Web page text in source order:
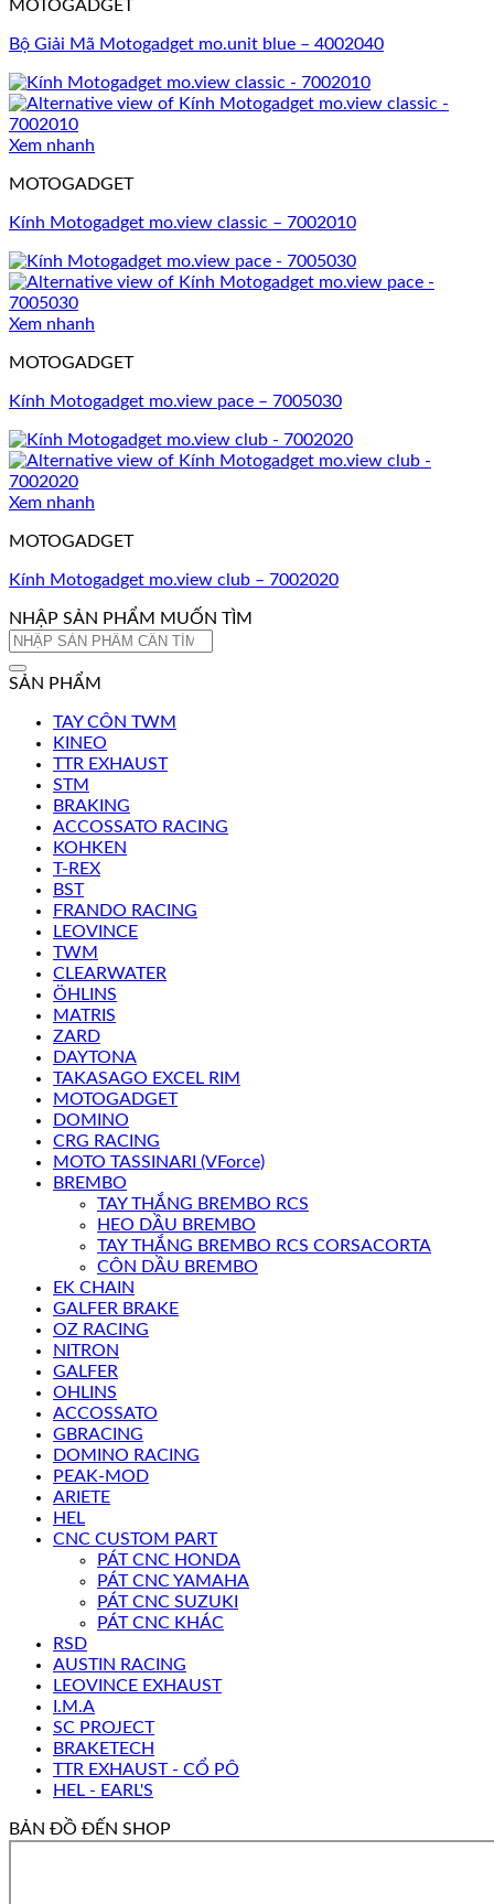
MOTOGADGET
Bộ Giải Mã Motogadget mo.unit blue – 4002040
Xem nhanh
MOTOGADGET
Kính Motogadget mo.view classic – 7002010
Xem nhanh
MOTOGADGET
Kính Motogadget mo.view pace – 7005030
Xem nhanh
MOTOGADGET
Kính Motogadget mo.view club – 7002020
NHẬP SẢN PHẨM MUỐN TÌM
Tìm
SẢN PHẨM
TAY CÔN TWM
KINEO
TTR EXHAUST
STM
BRAKING
ACCOSSATO RACING
KOHKEN
T-REX
BST
FRANDO RACING
LEOVINCE
TWM
CLEARWATER
ÖHLINS
MATRIS
ZARD
DAYTONA
TAKASAGO EXCEL RIM
MOTOGADGET
DOMINO
CRG RACING
MOTO TASSINARI (VForce)
BREMBO
TAY THẮNG BREMBO RCS
HEO DẦU BREMBO
TAY THẮNG BREMBO RCS CORSACORTA
CÔN DẦU BREMBO
EK CHAIN
GALFER BRAKE
OZ RACING
NITRON
GALFER
OHLINS
ACCOSSATO
GBRACING
DOMINO RACING
PEAK-MOD
ARIETE
HEL
CNC CUSTOM PART
PÁT CNC HONDA
PÁT CNC YAMAHA
PÁT CNC SUZUKI
PÁT CNC KHÁC
RSD
AUSTIN RACING
LEOVINCE EXHAUST
I.M.A
SC PROJECT
BRAKETECH
TTR EXHAUST - CỔ PÔ
HEL - EARL'S
BẢN ĐỒ ĐẾN SHOP